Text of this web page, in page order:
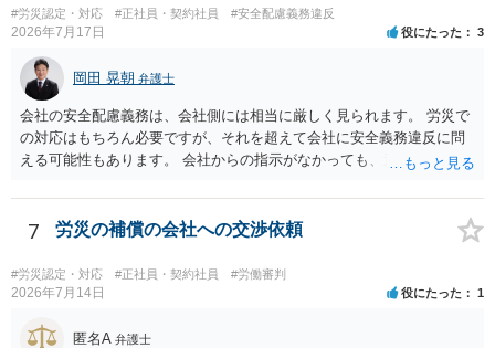
#労災認定・対応 #正社員・契約社員 #安全配慮義務違反
2026年7月17日 役にたった 3
岡田 晃朝 弁護士
会社の安全配慮義務は、会社側には相当に厳しく見られます。 労災で
の対応はもちろん必要ですが、それを超えて会社に安全義務違反に問
える可能性もあります。 会社からの指示がなかっても、逆に危険な作
実地指導をしていないことが問題になった事例もあります。ですの
で、指示が無ければ免責されるわけではありません。責任追及の交渉
7 労災の補償の会社への交渉依頼
#労災認定・対応 #正社員・契約社員 #労働審判
2026年7月14日 役にたった 1
匿名A 弁護士